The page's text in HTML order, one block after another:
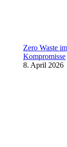
Zero Waste
Kompromisse
8. April 2026